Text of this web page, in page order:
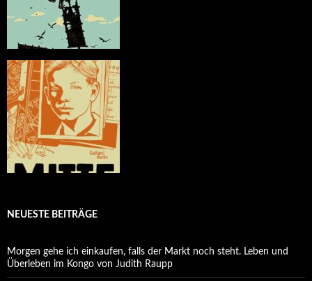
NEUESTE BEITRÄGE
Morgen gehe ich einkaufen, falls der Markt noch steht. Leben und
Überleben im Kongo von Judith Raupp